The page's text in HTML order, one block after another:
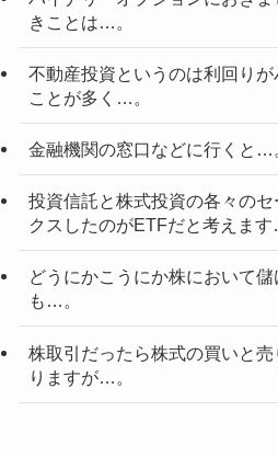
きことは…。
不動産投資というのは利回り
ことが多く…。
金融機関の窓口などに行くと…
投資信託と株式投資の各々の
クスしたのがETFだと考えます
どうにかこうにか株において
も…。
株取引だったら株式の買いと
りますが…。